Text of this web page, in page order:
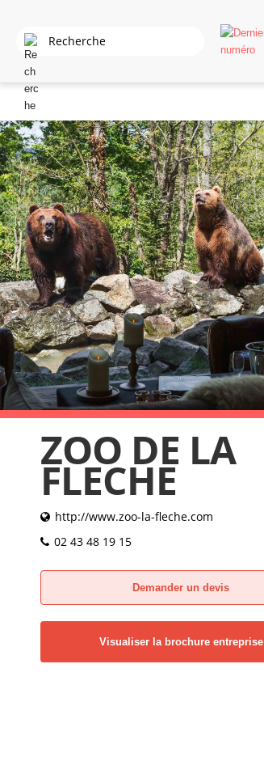
ZOO DE LA
FLECHE
http://www.zoo-la-fleche.com
02 43 48 19 15
Demander un devis
Visualiser la brochure entreprise